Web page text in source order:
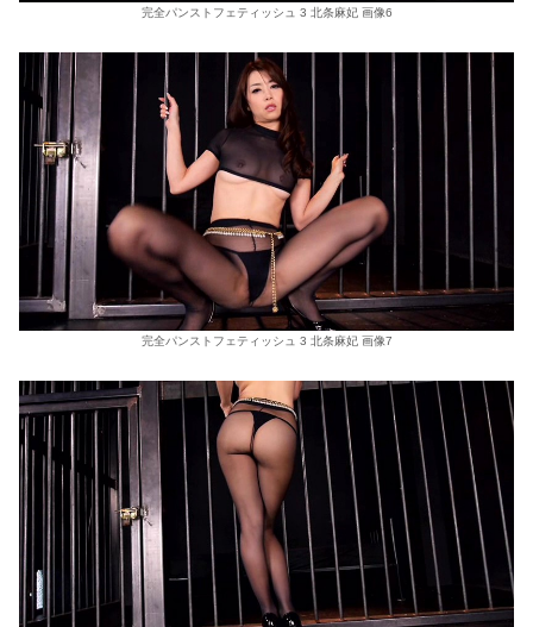
完全パンストフェティッシュ 3 北条麻妃 画像6
完全パンストフェティッシュ 3 北条麻妃 画像7